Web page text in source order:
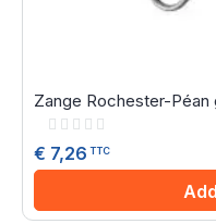
Zange Rochester-
Rating:
€ 7,26 TTC